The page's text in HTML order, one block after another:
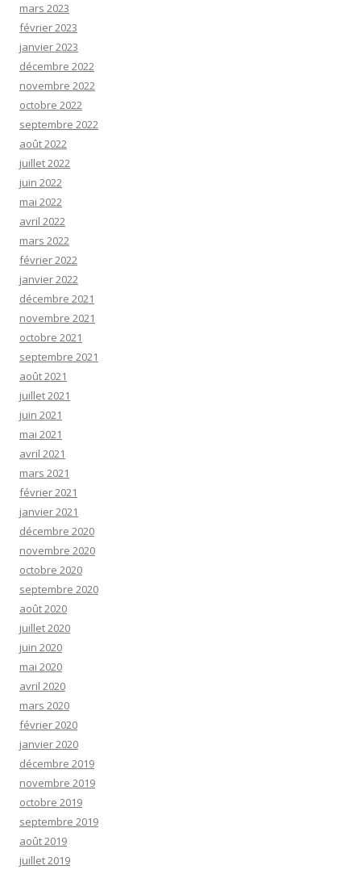
mars 2023
février 2023
janvier 2023
décembre 2022
novembre 2022
octobre 2022
septembre 2022
août 2022
juillet 2022
juin 2022
mai 2022
avril 2022
mars 2022
février 2022
janvier 2022
décembre 2021
novembre 2021
octobre 2021
septembre 2021
août 2021
juillet 2021
juin 2021
mai 2021
avril 2021
mars 2021
février 2021
janvier 2021
décembre 2020
novembre 2020
octobre 2020
septembre 2020
août 2020
juillet 2020
juin 2020
mai 2020
avril 2020
mars 2020
février 2020
janvier 2020
décembre 2019
novembre 2019
octobre 2019
septembre 2019
août 2019
juillet 2019